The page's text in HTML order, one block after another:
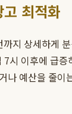
최적화
지 상세하게
시 이후에 급
예산을 줄